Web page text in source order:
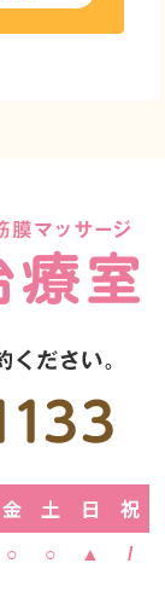
金 土 日 祝
○ ○ ▲ /